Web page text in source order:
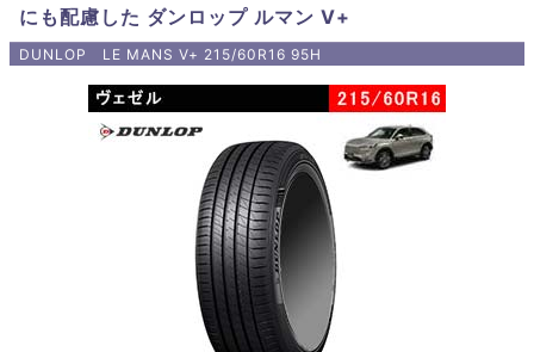
にも配慮した ダンロップ ルマン V+
DUNLOP LE MANS V+ 215/60R16 95H